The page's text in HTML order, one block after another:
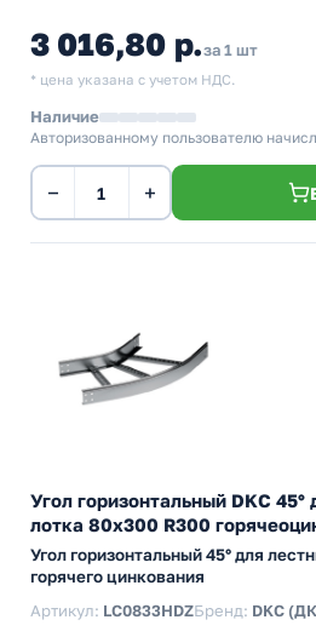
3 016,80 р.за 1 шт
* цена указана с учетом НДС.
Наличие
Авторизованному пользователю
− +
Угол горизонтальный DKC 45°
лотка 80х300 R300
Угол горизонтальный 45° для
горячего цинкования
Артикул: LC0833HDZБренд: DKC